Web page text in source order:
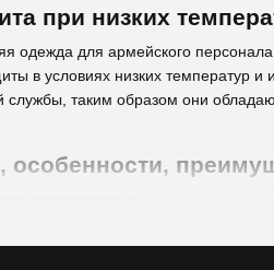
при низких
одежда для армейского
условиях низких температур и
службы, таким образом они
особенности,
на открытом воздухе.